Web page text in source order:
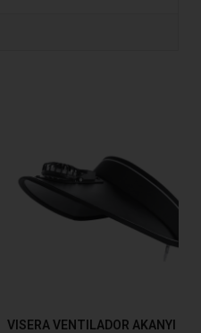
VISERA VENTILADOR AKANYI